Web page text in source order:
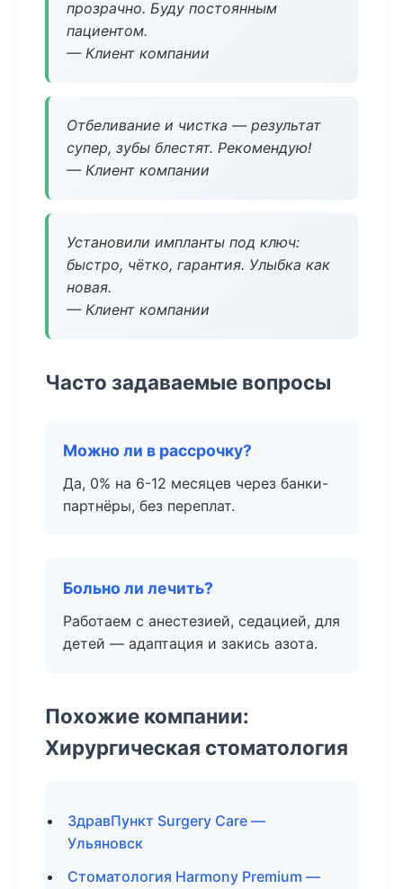
прозрачно. Буду постоянным
пациентом.
— Клиент компании
Отбеливание и чистка — результат
супер, зубы блестят. Рекомендую!
— Клиент компании
Установили импланты под ключ:
быстро, чётко, гарантия. Улыбка как
новая.
— Клиент компании
Часто задаваемые вопросы
Можно ли в рассрочку?
Да, 0% на 6-12 месяцев через банки-
партнёры, без переплат.
Больно ли лечить?
Работаем с анестезией, седацией, для
детей — адаптация и закись азота.
Похожие компании:
Хирургическая стоматология
ЗдравПункт Surgery Care —
Ульяновск
Стоматология Harmony Premium —